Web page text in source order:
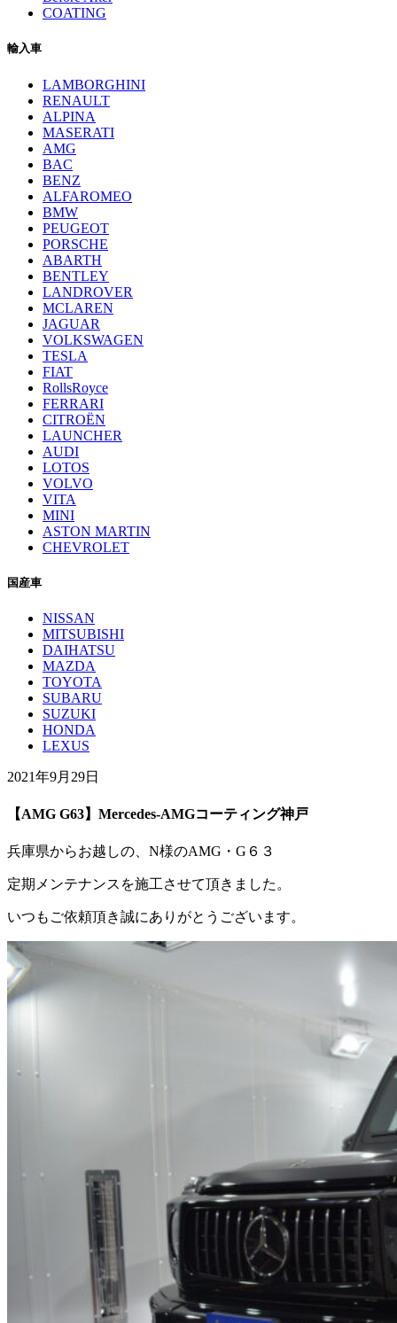
COATING
輸入車
LAMBORGHINI
RENAULT
ALPINA
MASERATI
AMG
BAC
BENZ
ALFAROMEO
BMW
PEUGEOT
PORSCHE
ABARTH
BENTLEY
LANDROVER
MCLAREN
JAGUAR
VOLKSWAGEN
TESLA
FIAT
RollsRoyce
FERRARI
CITROËN
LAUNCHER
AUDI
LOTOS
VOLVO
VITA
MINI
ASTON MARTIN
CHEVROLET
国産車
NISSAN
MITSUBISHI
DAIHATSU
MAZDA
TOYOTA
SUBARU
SUZUKI
HONDA
LEXUS
2021年9月29日
【AMG G63】Mercedes-AMGコーティング神戸
兵庫県からお越しの、N様のAMG・G６３
定期メンテナンスを施工させて頂きました。
いつもご依頼頂き誠にありがとうございます。